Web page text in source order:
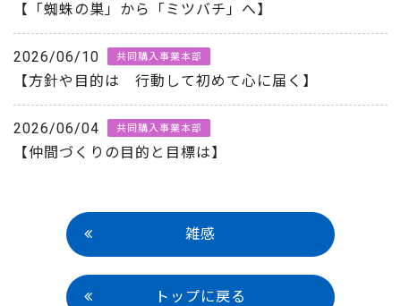
【「蜘蛛の巣」から「ミツバチ」へ】
2026/06/10 共同購入事業本部
【方針や目的は 行動して初めて心に届く】
2026/06/04 共同購入事業本部
【仲間づくりの目的と目標は】
雑感
トップに戻る